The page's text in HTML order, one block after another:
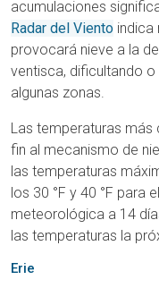
acumulaciones
Radar del Viento indica
provocará nieve a la
ventisca, dificultando
algunas zonas.
Las temperaturas más
fin al mecanismo de
las temperaturas
los 30 °F y 40 °F para
meteorológica a 14
las temperaturas la
Erie